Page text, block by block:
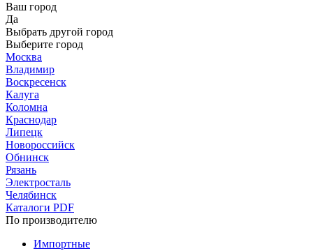
Ваш город
Да
Выбрать другой город
Выберите город
Москва
Владимир
Воскресенск
Калуга
Коломна
Краснодар
Липецк
Новороссийск
Обнинск
Рязань
Электросталь
Челябинск
Каталоги PDF
По производителю
Импортные